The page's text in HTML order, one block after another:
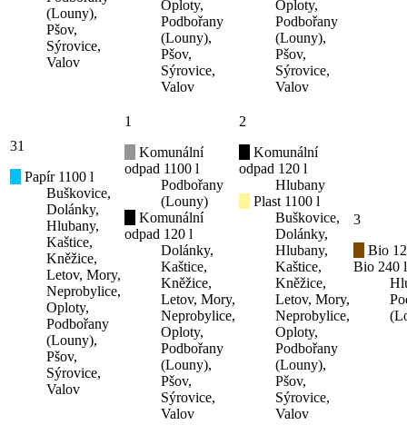
(Louny),
Pšov,
Sýrovice,
Valov
Oploty,
Podbořany
(Louny),
Pšov,
Sýrovice,
Valov
Oploty,
Podbořany
(Louny),
Pšov,
Sýrovice,
Valov
31
Papír 1100 l
Buškovice,
Dolánky,
Hlubany,
Kaštice,
Kněžice,
Letov, Mory,
Neprobylice,
Oploty,
Podbořany
(Louny),
Pšov,
Sýrovice,
Valov
1
Komunální
odpad 1100 l
Podbořany
(Louny)
Komunální
odpad 120 l
Dolánky,
Kaštice,
Kněžice,
Letov, Mory,
Neprobylice,
Oploty,
Podbořany
(Louny),
Pšov,
Sýrovice,
Valov
2
Komunální
odpad 120 l
Hlubany
Plast 1100 l
Buškovice,
Dolánky,
Hlubany,
Kaštice,
Kněžice,
Letov, Mory,
Neprobylice,
Oploty,
Podbořany
(Louny),
Pšov,
Sýrovice,
Valov
3
Bio
Bio 240 l